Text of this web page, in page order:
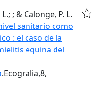
; & Calonge, P. L.
sanitario como
: el caso de la
equina del
.Ecogralia,8,